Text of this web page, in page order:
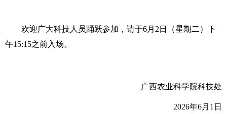
欢迎广大科技人员踊跃参加，请于6月2日（星期二）下
午15:15之前入场。
广西农业科学院科技处
2026年6月1日